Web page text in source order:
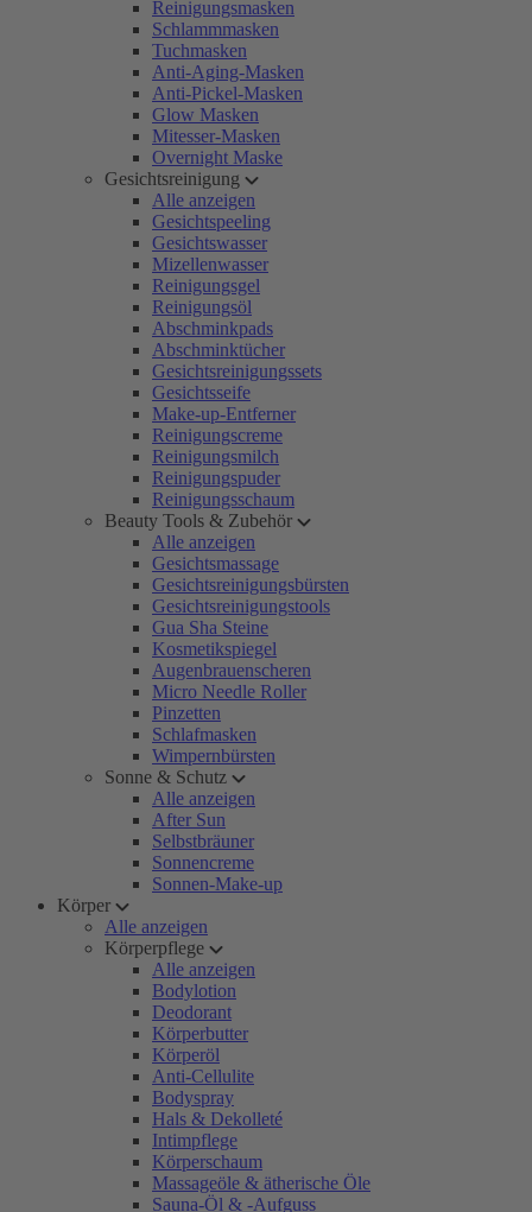
Reinigungsmasken
Schlammmasken
Tuchmasken
Anti-Aging-Masken
Anti-Pickel-Masken
Glow Masken
Mitesser-Masken
Overnight Maske
Gesichtsreinigung
Alle anzeigen
Gesichtspeeling
Gesichtswasser
Mizellenwasser
Reinigungsgel
Reinigungsöl
Abschminkpads
Abschminktücher
Gesichtsreinigungssets
Gesichtsseife
Make-up-Entferner
Reinigungscreme
Reinigungsmilch
Reinigungspuder
Reinigungsschaum
Beauty Tools & Zubehör
Alle anzeigen
Gesichtsmassage
Gesichtsreinigungsbürsten
Gesichtsreinigungstools
Gua Sha Steine
Kosmetikspiegel
Augenbrauenscheren
Micro Needle Roller
Pinzetten
Schlafmasken
Wimpernbürsten
Sonne & Schutz
Alle anzeigen
After Sun
Selbstbräuner
Sonnencreme
Sonnen-Make-up
Körper
Alle anzeigen
Körperpflege
Alle anzeigen
Bodylotion
Deodorant
Körperbutter
Körperöl
Anti-Cellulite
Bodyspray
Hals & Dekolleté
Intimpflege
Körperschaum
Massageöle & ätherische Öle
Sauna-Öl & -Aufguss